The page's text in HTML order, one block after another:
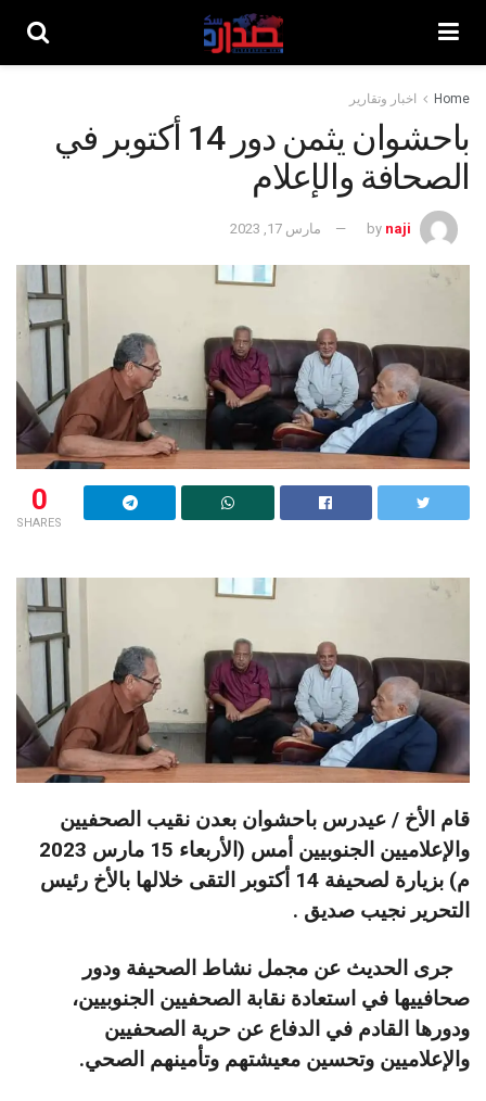
Home اخبار وتقارير
باحشوان يثمن دور 14 أكتوبر في
الصحافة والإعلام
by naji مارس 17, 2023
0
SHARES
قام الأخ / عيدرس باحشوان بعدن نقيب الصحفيين
والإعلاميين الجنوبيين أمس (الأربعاء 15 مارس 2023
م) بزيارة لصحيفة 14 أكتوبر التقى خلالها بالأخ رئيس
التحرير نجيب صديق .
جرى الحديث عن مجمل نشاط الصحيفة ودور
صحافييها في استعادة نقابة الصحفيين الجنوبيين،
ودورها القادم في الدفاع عن حرية الصحفيين
والإعلاميين وتحسين معيشتهم وتأمينهم الصحي.